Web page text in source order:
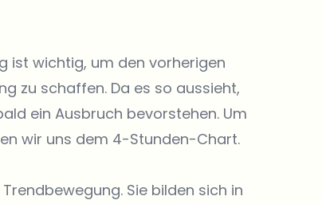
ist wichtig, um den vorherigen
zu schaffen. Da es so aussieht,
ein Ausbruch bevorstehen. Um
wir uns dem 4-Stunden-Chart.
Sie bilden sich in